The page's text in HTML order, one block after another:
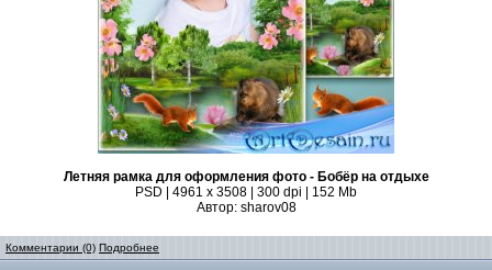
Летняя рамка для оформления фото - Бобёр на отдыхе
PSD | 4961 х 3508 | 300 dpi | 152 Mb
Автор: sharov08
Комментарии (0) Подробнее